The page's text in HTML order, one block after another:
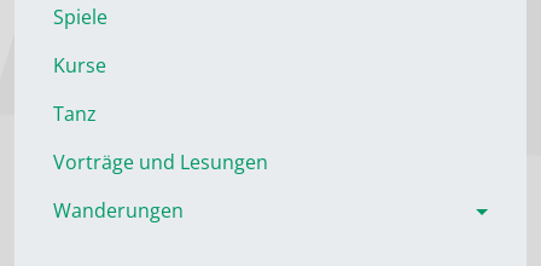
Spiele
Kurse
Tanz
Vorträge und Lesungen
Wanderungen